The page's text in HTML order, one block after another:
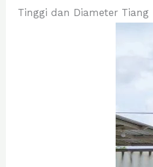
Tinggi dan Diameter